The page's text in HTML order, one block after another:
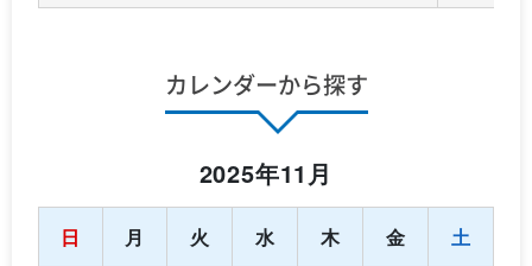
カレンダーから探す
2025年11月
日 月 火 水 木 金 土